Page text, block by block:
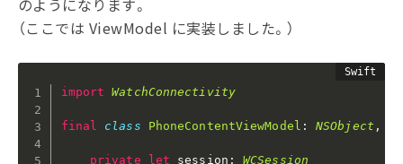
のようになります。
（ここでは ViewModel に実装しました。）
import WatchConnectivity
final class PhoneContentViewModel : NSObject ,
private let session : WCSession